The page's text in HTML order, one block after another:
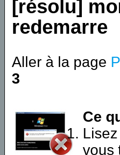
[résolu]
redemarre
Aller à la page
3
Ce
vous